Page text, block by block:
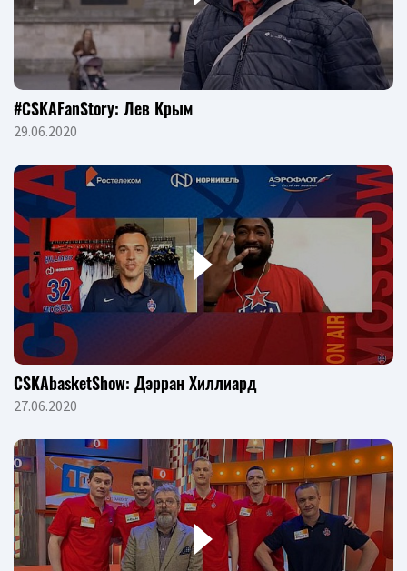
#CSKAFanStory: Лев Крым
29.06.2020
CSKAbasketShow: Дэрран Хиллиард
27.06.2020